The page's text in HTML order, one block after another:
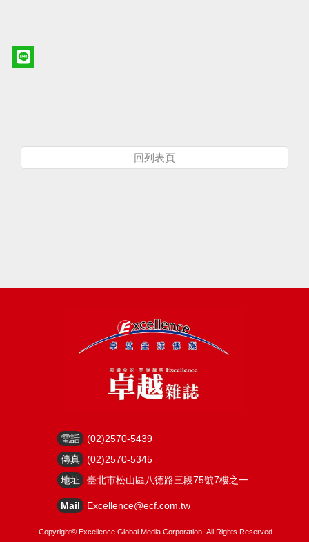
回列表頁
電話
(02)2570-5439
傳真
(02)2570-5345
地址
臺北市松山區八德路三段75號7樓之一
Mail Excellence@ecf.com.tw
Copyright©Excellence Global Media Corporation. All Rights Reserved.